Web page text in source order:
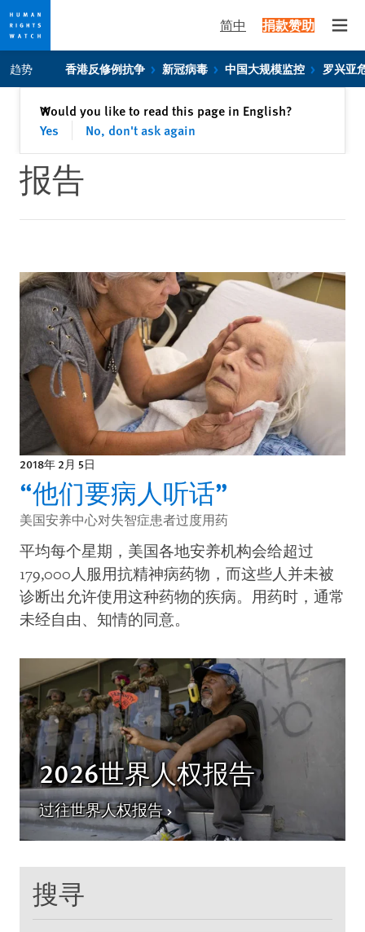
Skip
to
privacy
Skip
to
content
简中 捐款赞助
趋势 香港反修例抗争 新冠病毒 中国大规模监控 罗兴亚
Would you like to read this page in English?
Yes
No, don't ask again
✕关闭
报告
2018年 2月 5日
“他们要病人听话”
美国安养中心对失智症患者过度用药
平均每个星期，美国各地安养机构会给超过
179,000人服用抗精神病药物，而这些人并未被
诊断出允许使用这种药物的疾病。用药时，通常
未经自由、知情的同意。
2026世界人权报告
过往世界人权报告
搜寻